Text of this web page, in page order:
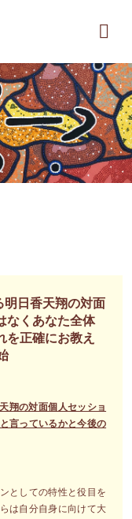
日香天翔の対面
なくあなた全体
を正確にお教え
翔の対面個人セッショ
言っているかと今後の
としての特性と役目を
は自分自身に向けて大